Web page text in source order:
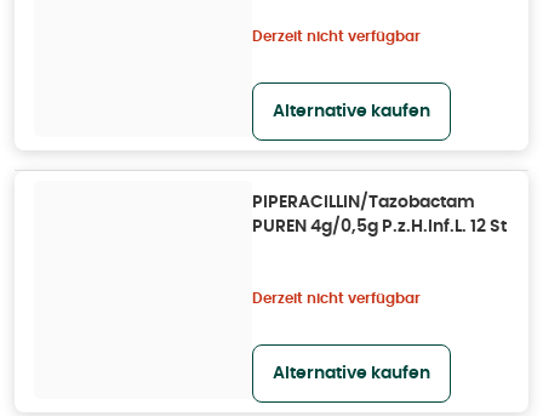
Derzeit nicht verfügbar
Alternative kaufen
PIPERACILLIN/Tazobactam
PUREN 4g/0,5g P.z.H.Inf.L. 12 St
Derzeit nicht verfügbar
Alternative kaufen